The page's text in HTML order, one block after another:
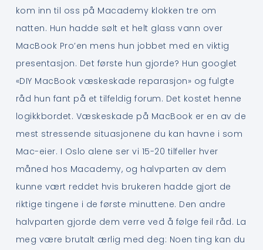
kom inn til oss på Macademy klokken tre om
natten. Hun hadde sølt et helt glass vann over
MacBook Pro’en mens hun jobbet med en viktig
presentasjon. Det første hun gjorde? Hun googlet
«DIY MacBook væskeskade reparasjon» og fulgte
råd hun fant på et tilfeldig forum. Det kostet henne
logikkbordet. Væskeskade på MacBook er en av de
mest stressende situasjonene du kan havne i som
Mac-eier. I Oslo alene ser vi 15-20 tilfeller hver
måned hos Macademy, og halvparten av dem
kunne vært reddet hvis brukeren hadde gjort de
riktige tingene i de første minuttene. Den andre
halvparten gjorde dem verre ved å følge feil råd. La
meg være brutalt ærlig med deg: Noen ting kan du